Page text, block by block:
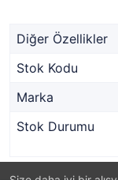
Diğer Özellikler
Stok Kodu
Marka
Stok Durumu